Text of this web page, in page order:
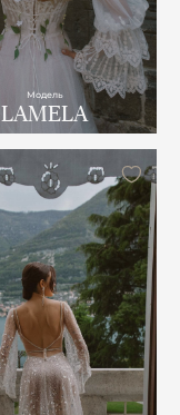
Модель
LAMELA